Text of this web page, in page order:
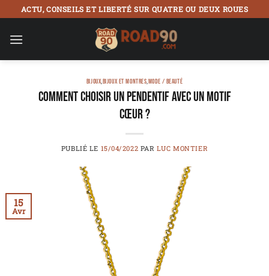
Passer
au
contenu
ACTU, CONSEILS ET LIBERTÉ SUR QUATRE OU DEUX ROUES
BIJOUX,BIJOUX ET MONTRES,MODE / BEAUTÉ
Comment choisir un pendentif avec un motif
cœur ?
PUBLIÉ LE 15/04/2022 PAR LUC MONTIER
15
Avr